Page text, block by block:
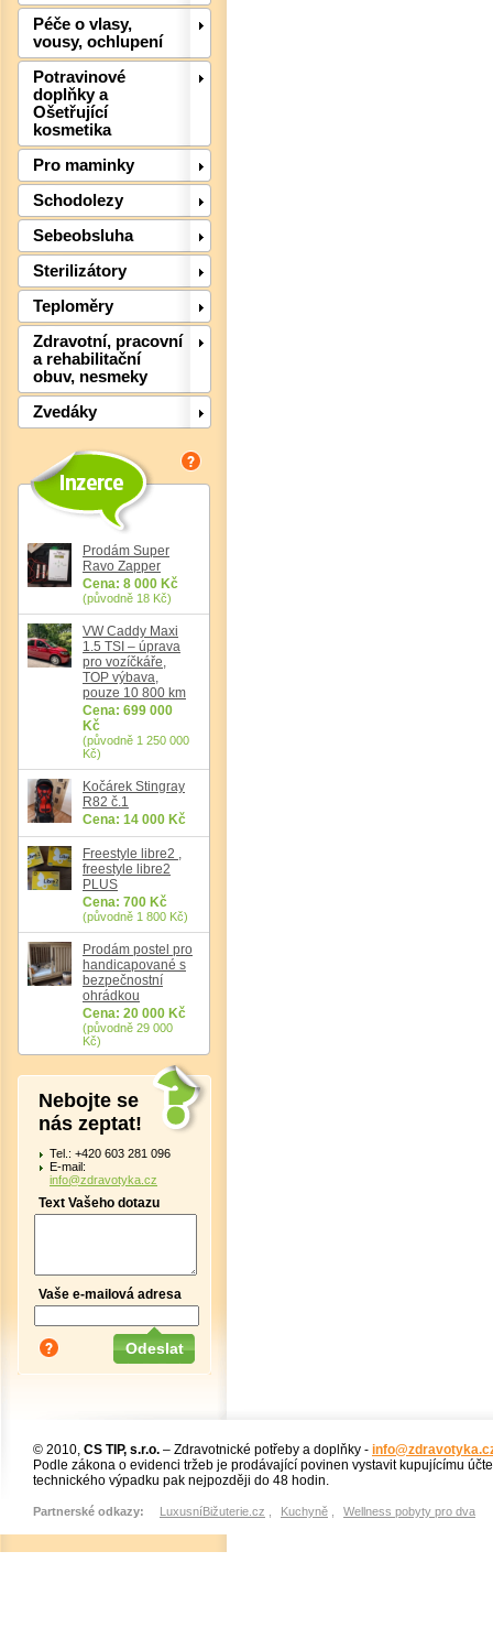
Péče o vlasy,
vousy, ochlupení
Potravinové
doplňky a
Ošetřující
kosmetika
Pro maminky
Schodolezy
Sebeobsluha
Sterilizátory
Teploměry
Zdravotní, pracovní
a rehabilitační
obuv, nesmeky
Zvedáky
Prodám Super
Ravo Zapper
Cena: 8 000 Kč
(původně 18 Kč)
VW Caddy Maxi
1.5 TSI – úprava
pro vozíčkáře,
TOP výbava,
pouze 10 800 km
Cena: 699 000
Kč
(původně 1 250 000
Kč)
Kočárek Stingray
R82 č.1
Cena: 14 000 Kč
Freestyle libre2 ,
freestyle libre2
PLUS
Cena: 700 Kč
(původně 1 800 Kč)
Prodám postel pro
handicapované s
bezpečnostní
ohrádkou
Cena: 20 000 Kč
(původně 29 000
Kč)
Nebojte se
nás zeptat!
Tel.: +420 603 281 096
E-mail:
info@zdravotyka.cz
Text Vašeho dotazu
Vaše e-mailová adresa
© 2010, CS TIP, s.r.o. – Zdravotnické potřeby a doplňky -
Podle zákona o evidenci tržeb je prodávající povinen vystavit kupujícímu
technického výpadku pak nejpozději do 48 hodin.
Partnerské odkazy: LuxusníBižuterie.cz Kuchyně Wellness pobyty pro dva